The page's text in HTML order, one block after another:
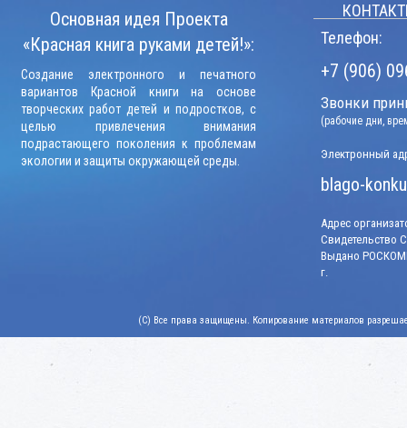
Основная идея Проекта
«Красная книга руками детей!»:
Создание электронного и печатного
вариантов Красной книги на основе
творческих работ детей и подростков, с
целью привлечения внимания
подрастающего поколения к проблемам
экологии и защиты окружающей среды.
Телефон:
+7 (906)
Звонки
(рабочие дни,
Электронный
blago-
Адрес
Свидетельство
Выдано
г.
(C) Все права защищены. Копирование материалов